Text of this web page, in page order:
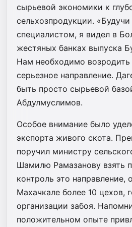
сырьевой экономики к
сельхозпродукции.
специалистом, я видел в
жестяных банках выпуска
Нам необходимо возродить
серьезное направление.
быть просто сырьевой
Абдулмуслимов.
Особое внимание было
экспорта живого скота.
поручил министру
Шамилю Рамазанову взять
контроль это направление,
Махачкале более 10 цехов,
организации забоя.
положительном опыте